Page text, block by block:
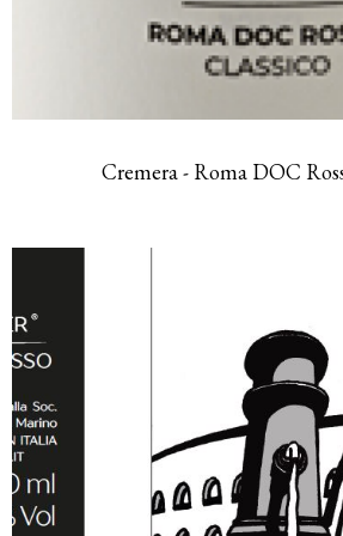
Cremera - Roma DOC